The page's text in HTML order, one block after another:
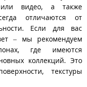
или видео, а также
отличаются от
Если для вас
– мы рекомендуем
где имеются
коллекций. Это
текстуры